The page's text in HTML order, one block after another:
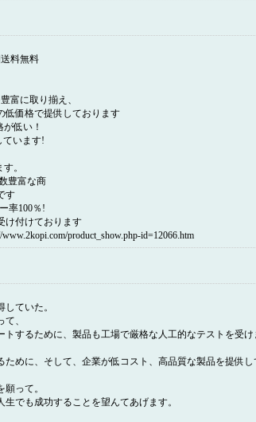
料無料
富に取り揃え、
低価格で提供しております
低い！
ています!
。
豊富な商
す
率100％!
け付けております
product_show.php-id=12066.htm
ていた。
、
するために、製品も工場で厳格な人工的なテストを受け
めに、そして、企業が低コスト、高品質な製品を提供し
って。
でも成功することを望んてあげます。